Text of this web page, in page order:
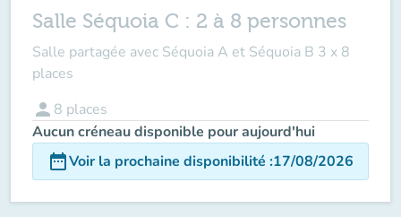
Salle Séquoia C : 2 à 8 personnes
Salle partagée avec Séquoia A et Séquoia B 3 x 8
places
person 8 places
Aucun créneau disponible pour aujourd'hui
date_rangeVoir la prochaine disponibilité :17/08/2026